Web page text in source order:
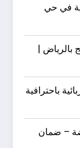
في حي
بالرياض |
باحترافية
– ضمان